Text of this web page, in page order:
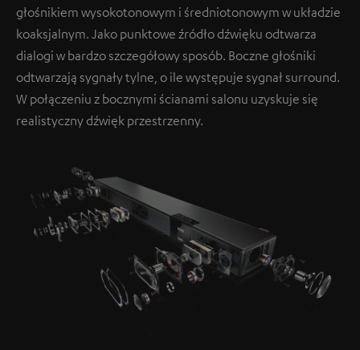
głośnikiem wysokotonowym i średniotonowym w układzie
koaksjalnym. Jako punktowe źródło dźwięku odtwarza
dialogi w bardzo szczegółowy sposób. Boczne głośniki
odtwarzają sygnały tylne, o ile występuje sygnał surround.
W połączeniu z bocznymi ścianami salonu uzyskuje się
realistyczny dźwięk przestrzenny.